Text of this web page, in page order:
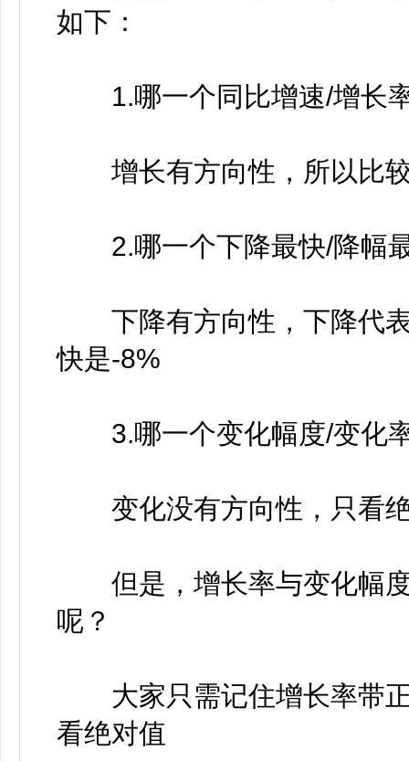
如下：
1.哪一个同比增速/增长
增长有方向性，所以比较
2.哪一个下降最快/降幅
下降有方向性，下降代表
快是-8%
3.哪一个变化幅度/变化
变化没有方向性，只看绝
但是，增长率与变化幅度
呢？
大家只需记住增长率带正
看绝对值